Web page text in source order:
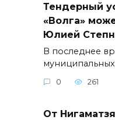
Тендерный
«Волга»
Юлией
В последнее
0 261
От